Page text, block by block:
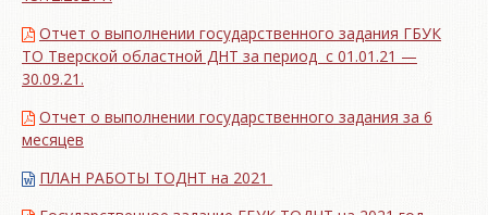
Отчет о выполнении государственного задания ГБУК
ТО Тверской областной ДНТ за период с 01.01.21 —
30.09.21.
Отчет о выполнении государственного задания за 6
месяцев
ПЛАН РАБОТЫ ТОДНТ на 2021